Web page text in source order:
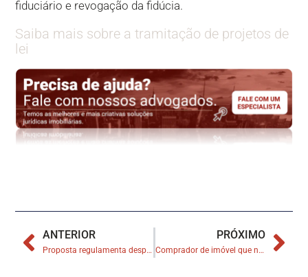
fiduciário e revogação da fidúcia.
Saiba mais sobre a tramitação de projetos de
lei
ANTERIOR
Proposta regulamenta despejo extrajudicial por falta de pagamento de aluguel
PRÓXIMO
Comprador de imóvel que não transferiu IPTU para o seu nome é condenado a pagar danos morais